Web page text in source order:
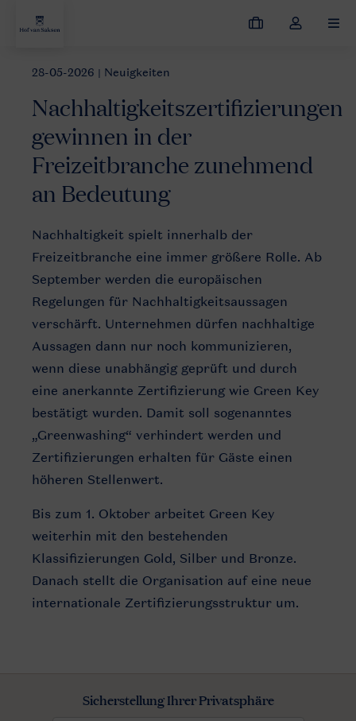
Meine
Dropdown-
Nachhaltigkeitszertifizierungen gewinnen in der
28-05-2026 | Neuigkeiten
Nachhaltigkeitszertifizierungen
gewinnen in der
Freizeitbranche zunehmend
an Bedeutung
ZBD
Park
overview
Nachhaltigkeit spielt innerhalb der
Freizeitbranche eine immer größere Rolle. Ab
September werden die europäischen
Regelungen für Nachhaltigkeitsaussagen
verschärft. Unternehmen dürfen nachhaltige
Aussagen dann nur noch kommunizieren,
wenn diese unabhängig geprüft und durch
eine anerkannte Zertifizierung wie Green Key
bestätigt wurden. Damit soll sogenanntes
„Greenwashing“ verhindert werden und
Zertifizierungen erhalten für Gäste einen
höheren Stellenwert.
Bis zum 1. Oktober arbeitet Green Key
weiterhin mit den bestehenden
Klassifizierungen Gold, Silber und Bronze.
Danach stellt die Organisation auf eine neue
internationale Zertifizierungsstruktur um.
Sicherstellung Ihrer Privatsphäre